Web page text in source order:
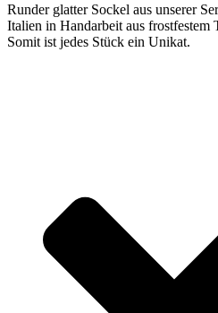
Runder glatter Sockel aus unserer
Italien in Handarbeit aus frostfestem
Somit ist jedes Stück ein Unikat.